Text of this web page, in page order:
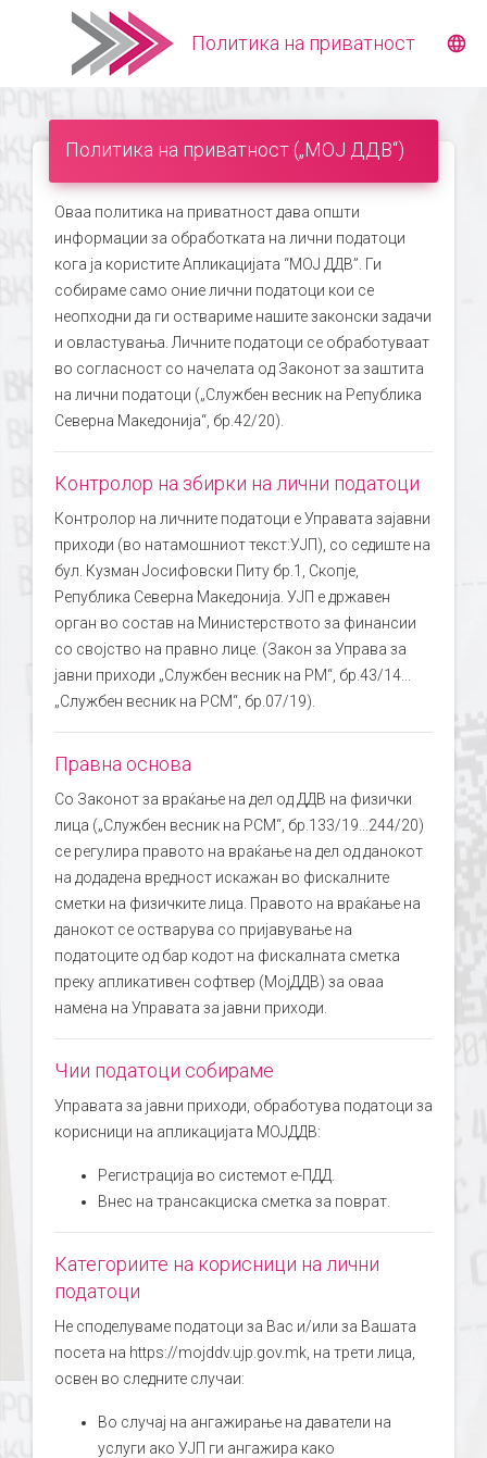
Политика на приватност language
Политика на приватност („МОЈ ДДВ“)
Оваа политика на приватност дава општи
информации за обработката на лични податоци
кога ја користите Апликацијата “МОЈ ДДВ”. Ги
собираме само оние лични податоци кои се
неопходни да ги оствариме нашите законски задачи
и овластувања. Личните податоци се обработуваат
во согласност со начелата од Законот за заштита
на лични податоци („Службен весник на Република
Северна Македонија“, бр.42/20).
Контролор на збирки на лични податоци
Контролор на личните податоци е Управата зајавни
приходи (во натамошниот текст:УЈП), со седиште на
бул. Кузман Јосифовски Питу бр.1, Скопје,
Република Северна Македонија. УЈП е државен
орган во состав на Министерството за финансии
со својство на правно лице. (Закон за Управа за
јавни приходи „Службен весник на РМ“, бр.43/14...
„Службен весник на РСМ“, бр.07/19).
Правна основа
Со Законот за враќање на дел од ДДВ на физички
лица („Службен весник на РСМ“, бр.133/19...244/20)
се регулира правото на враќање на дел од данокот
на додадена вредност искажан во фискалните
сметки на физичките лица. Правото на враќање на
данокот се остварува со пријавување на
податоците од бар кодот на фискалната сметка
преку апликативен софтвер (МојДДВ) за оваа
намена на Управата за јавни приходи.
Чии податоци собираме
Управата за јавни приходи, обработува податоци за
корисници на апликацијата МОЈДДВ:
Регистрација во системот е-ПДД.
Внес на трансакциска сметка за поврат.
Категориите на корисници на лични
податоци
Не споделуваме податоци за Вас и/или за Вашата
посета на https://mojddv.ujp.gov.mk, на трети лица,
освен во следните случаи:
Во случај на ангажирање на даватели на
услуги ако УЈП ги ангажира како